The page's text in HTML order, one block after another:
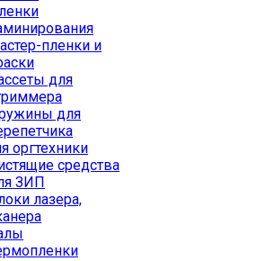
пленки и
для
для
оргтехники
средства
ЗИП
лазера,